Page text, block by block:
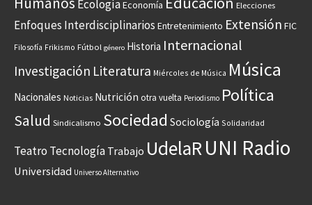
EcologíaEconomía Elecciones
Enfoques Interdisciplinarios Entretenimiento Extensión FIC
Filosofía Frikismo Fútbol género Historia Internacional
Investigación Literatura Miércoles de Música Música
Nacionales Noticias Nutrición otra vuelta Periodismo Política
Salud Sindicalismo Sociedad Sociología Solidaridad
Teatro Tecnología Trabajo UdelaRUNI Radio
Universidad Universo Alternativo